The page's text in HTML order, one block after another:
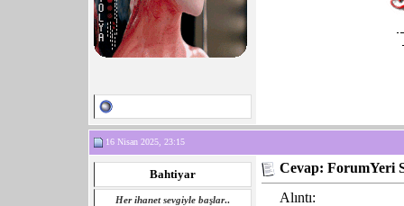
16 Nisan 2025, 23:15
Bahtiyar
Her ihanet sevgiyle başlar..
Cevap: ForumYeri
Alıntı: